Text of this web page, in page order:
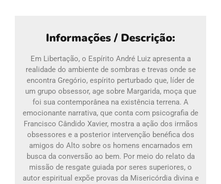
Informações / Descrição:
Em Libertação, o Espírito André Luiz apresenta a
realidade do ambiente de sombras e trevas onde se
encontra Gregório, espírito perturbado que, líder de
um grupo obsessor, age sobre Margarida, moça que
foi sua contemporânea na existência terrena. A
emocionante narrativa, que conta com psicografia de
Francisco Cândido Xavier, mostra a ação dos irmãos
obsessores e a posterior intervenção benéfica dos
amigos do Alto sobre os homens encarnados em
busca da conversão ao bem. Por meio do relato da
missão de resgate guiada por seres superiores, o
autor espiritual expõe provas da Misericórdia divina e